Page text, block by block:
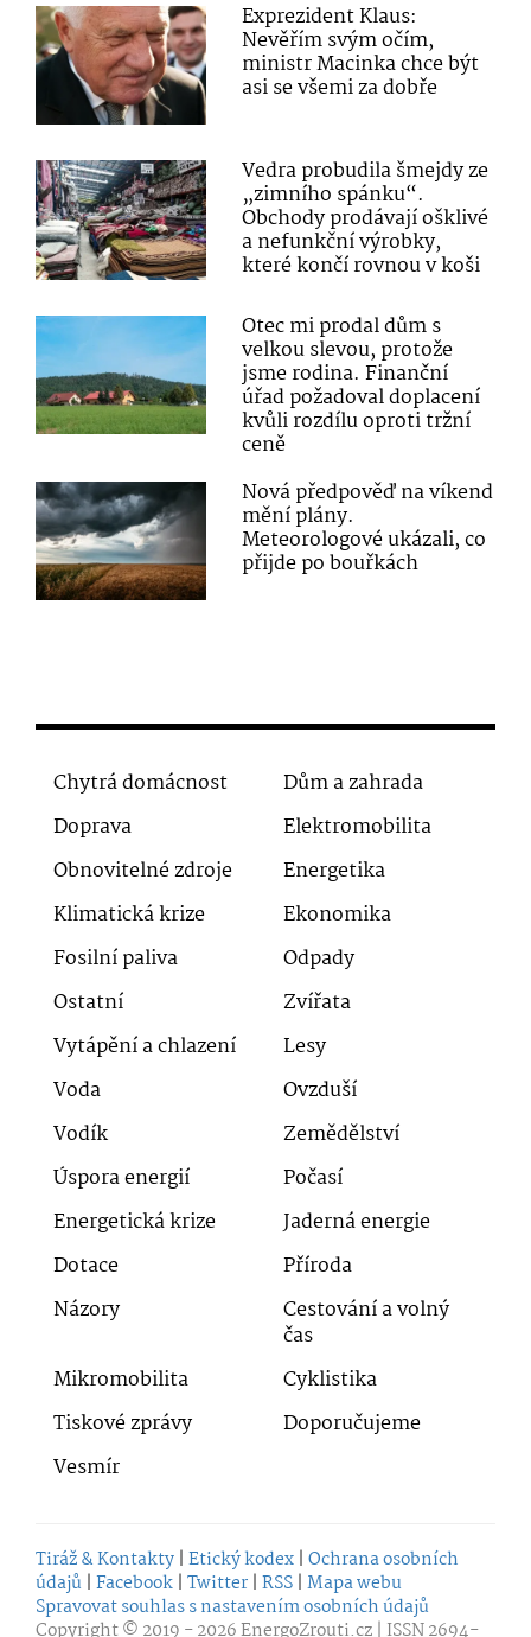
Exprezident Klaus:
Nevěřím svým očím,
ministr Macinka chce být
asi se všemi za dobře
Vedra probudila šmejdy ze
„zimního spánku“.
Obchody prodávají ošklivé
a nefunkční výrobky,
které končí rovnou v koši
Otec mi prodal dům s
velkou slevou, protože
jsme rodina. Finanční
úřad požadoval doplacení
kvůli rozdílu oproti tržní
ceně
Nová předpověď na víkend
mění plány.
Meteorologové ukázali, co
přijde po bouřkách
Chytrá domácnost
Dům a zahrada
Doprava
Elektromobilita
Obnovitelné zdroje
Energetika
Klimatická krize
Ekonomika
Fosilní paliva
Odpady
Ostatní
Zvířata
Vytápění a chlazení
Lesy
Voda
Ovzduší
Vodík
Zemědělství
Úspora energií
Počasí
Energetická krize
Jaderná energie
Dotace
Příroda
Názory
Cestování a volný
čas
Mikromobilita
Cyklistika
Tiskové zprávy
Doporučujeme
Vesmír
Tiráž & Kontakty | Etický kodex | Ochrana osobních
údajů | Facebook | Twitter | RSS | Mapa webu
Spravovat souhlas s nastavením osobních údajů
Copyright © 2019 - 2026EnergoZrouti.cz | ISSN 2694-